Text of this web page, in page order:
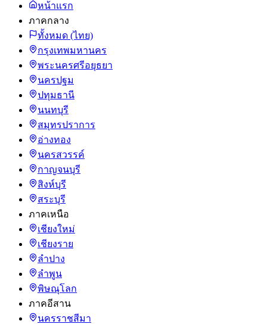
หน้าแรก
ภาคกลาง
ทั้งหมด (ไทย)
กรุงเทพมหานคร
พระนครศรีอยุธยา
นครปฐม
ปทุมธานี
นนทบุรี
สมุทรปราการ
อ่างทอง
นครสวรรค์
กาญจนบุรี
สิงห์บุรี
สระบุรี
ภาคเหนือ
เชียงใหม่
เชียงราย
ลำปาง
ลำพูน
พิษณุโลก
ภาคอีสาน
นครราชสีมา